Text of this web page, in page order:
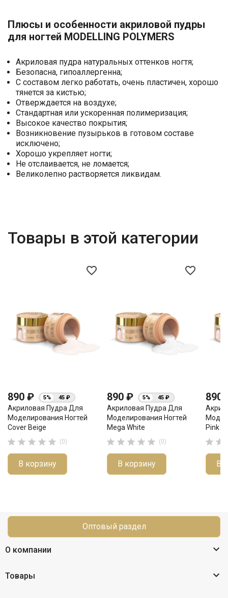
Плюсы и особенности акриловой пудры
для ногтей MODELLING POLYMERS
Акриловая пудра натуральных оттенков ногтя;
Безопасна, гипоаллергенна;
С составом легко работать, очень пластичен, хорошо
тянется за кистью;
Отверждается на воздухе;
Стандартная или ускоренная полимеризация;
Высокое качество покрытия;
Возникновение пузырьков в готовом составе
исключено;
Хорошо укрепляет ногти;
Не отслаивается, не ломается;
Великолепно растворяется ликвидам.
Товары в этой категории
favorite_border
890 ₽ 5% 45 ₽
Акриловая Пудра Для
Моделирования Ногтей
Cover Beige
     (0)
В корзину
favorite_border
890 ₽ 5% 45 ₽
Акриловая Пудра Для
Моделирования Ногтей
Mega White
     (0)
В корзину
890
Pink
 
В
Оптовый раздел
О компании 
Товары 